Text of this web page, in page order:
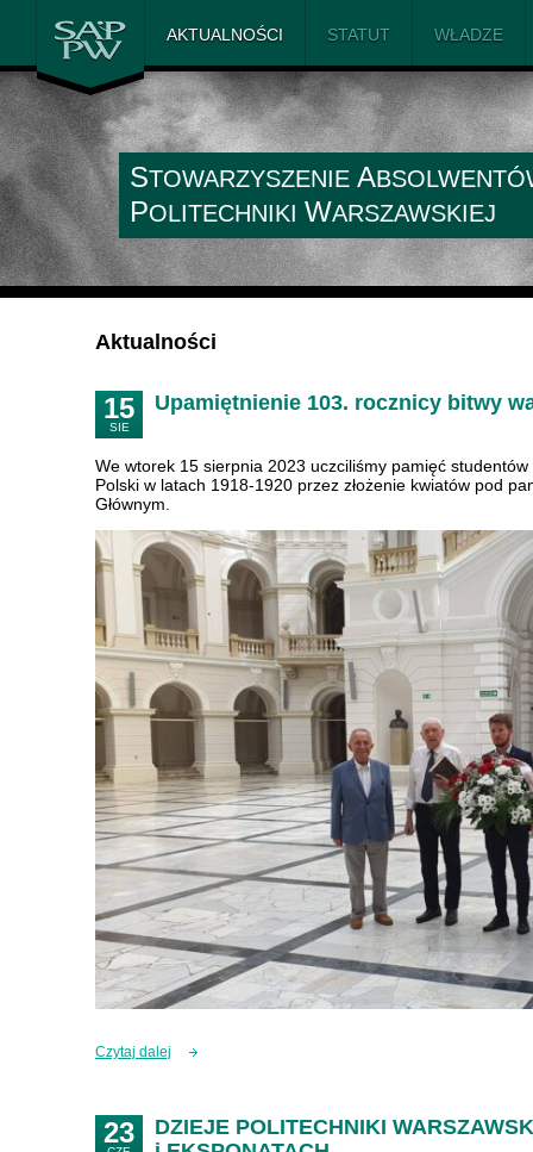
SAiP PW
AKTUALNOŚCI STATUT WŁADZE
STOWARZYSZENIE A
POLITECHNIKI WARSZAWSKIEJ
Aktualności
15
SIE
Upamiętnienie 103. rocznicy bitwy
We wtorek 15 sierpnia 2023 uczciliśmy pamięć
Polski w latach 1918-1920 przez złożenie kwiatów pod
Głównym.
Czytaj dalej
23
DZIEJE POLITECHNIKI